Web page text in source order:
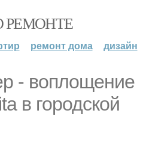
РЕМОНТЕ
ремонт дома дизайн
- воплощение
в городской